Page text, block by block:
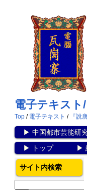
電子テキスト
Top / 電子テキスト / 『說
▶ 中国都市芸能研
▶
トップ▶
サイト内検索